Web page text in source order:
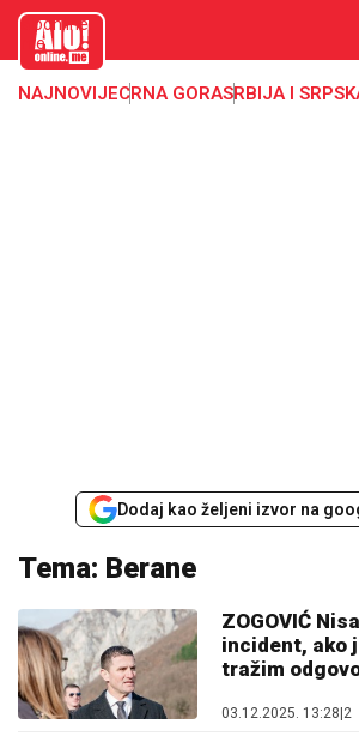
aloonline.
me
NAJNOVIJECRNA GORASRBIJA I
Dodaj kao željeni izvor na
Tema: Berane
ZOGOVIĆ
incident, ako
tražim
03.12.2025. 13:28|2